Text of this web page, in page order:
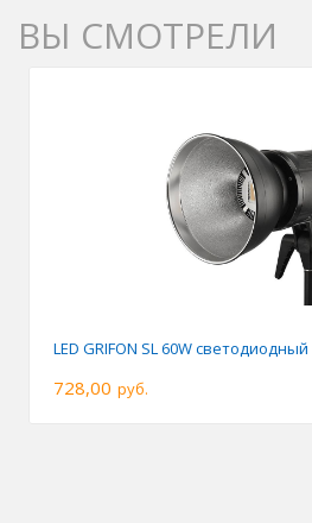
ВЫ СМОТРЕЛИ
LED GRIFON SL 60W
728,00 руб.